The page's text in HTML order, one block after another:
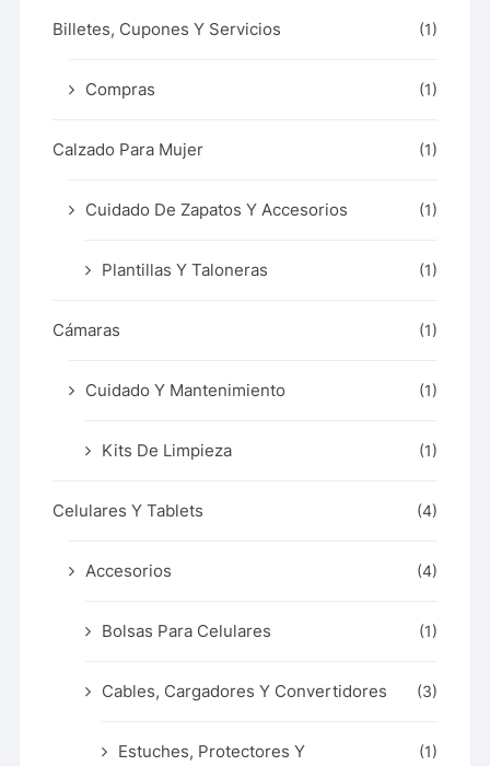
Billetes, Cupones Y Servicios (1)
Compras (1)
Calzado Para Mujer (1)
Cuidado De Zapatos Y Accesorios (1)
Plantillas Y Taloneras (1)
Cámaras (1)
Cuidado Y Mantenimiento (1)
Kits De Limpieza (1)
Celulares Y Tablets (4)
Accesorios (4)
Bolsas Para Celulares (1)
Cables, Cargadores Y Convertidores (3)
Estuches, Protectores Y
(1)